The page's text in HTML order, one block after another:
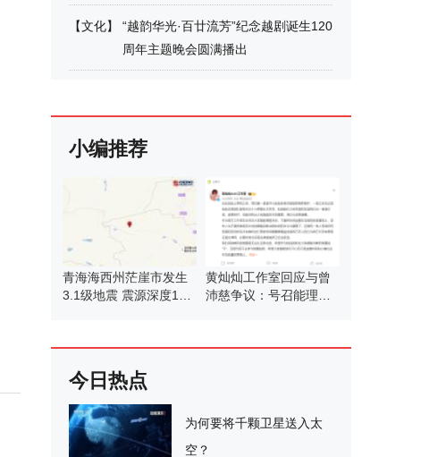
【文化】
“越韵华光·百廿流芳”纪念越剧诞生120
周年主题晚会圆满播出
小编推荐
青海海西州茫崖市发生
3.1级地震 震源深度10
黄灿灿工作室回应与曾
沛慈争议：号召能理智
今日热点
为何要将千颗卫星送入太
空？